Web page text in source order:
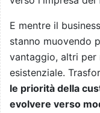
E mentre il
stanno muovendo
vantaggio, altri per
esistenziale.
le priorità della
evolvere verso